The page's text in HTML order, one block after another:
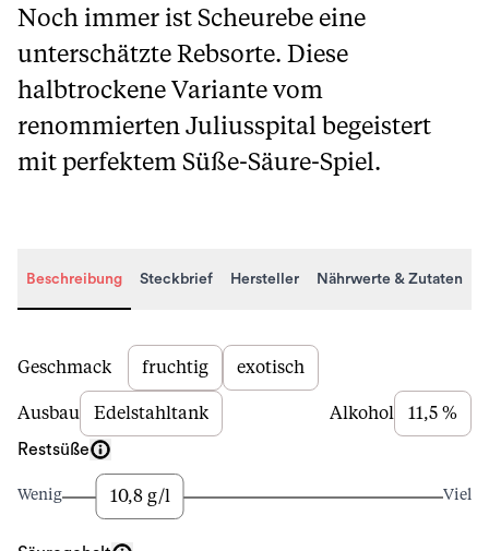
Noch immer ist Scheurebe eine
unterschätzte Rebsorte. Diese
halbtrockene Variante vom
renommierten Juliusspital begeistert
mit perfektem Süße-Säure-Spiel.
Beschreibung Steckbrief Hersteller Nährwerte & Zutaten
Beschreibung
Geschmack fruchtig exotisch
Ausbau Edelstahltank Alkohol 11,5 %
Restsüße
Wenig 10,8 g/l Viel